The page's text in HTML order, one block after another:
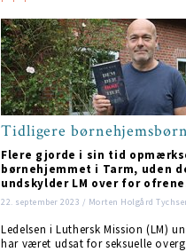
Tidligere
Flere gjorde i sin tid
børnehjemmet i Tarm, uden
undskylder LM over for
22. september 2023 / Morten Holgård
Ledelsen i Luthersk Mission (LM)
har været udsat for seksuelle